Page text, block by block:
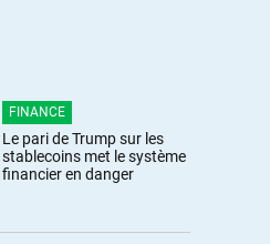
FINANCE
Le pari de Trump sur les
stablecoins met le système
financier en danger